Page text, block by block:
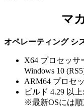
マ
オペレーティング シ
X64 プロセッサ
Windows 10
ARM64 プロセ
ビルド 4.29 以
※最新OSには